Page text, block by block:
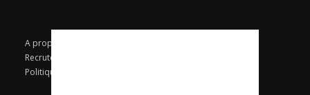
A propos
Recrutement / Offres d’emploi
Politique de confidentialité